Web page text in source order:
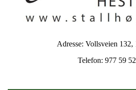
Adresse: Vollsveien 132,
Telefon: 977 59